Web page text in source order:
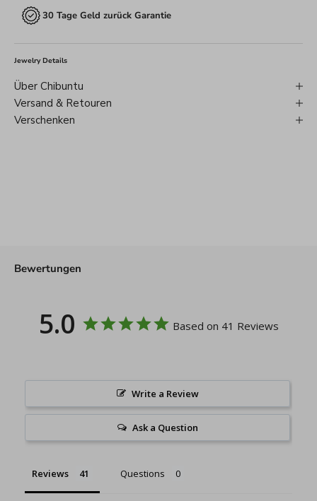
30 Tage Geld zurück Garantie
Jewelry Details
Über Chibuntu
Versand & Retouren
Verschenken
Bewertungen
5.0 Based on 41 Reviews
Write a Review
Ask a Question
Reviews Questions